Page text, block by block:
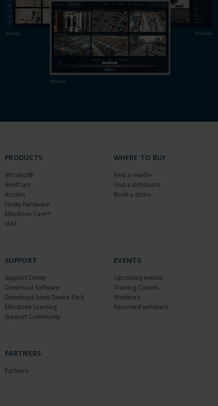
PRODUCTS
XProtect®
BriefCam
Arcules
Husky hardware
Milestone Care™
VLM
WHERE TO BUY
Find a reseller
Find a distributor
Book a demo
SUPPORT
Support Center
Download Software
Download latest Device Pack
Milestone Learning
Support Community
EVENTS
Upcoming events
Training Classes
Webinars
Recorded webinars
PARTNERS
Partners